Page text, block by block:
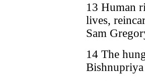
13 Human
lives,
Sam
14 The